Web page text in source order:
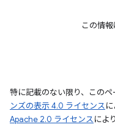
この情
特に記載のない限り、この
ンズの表示 4.0 ライセンス
Apache 2.0 ライセンスによ